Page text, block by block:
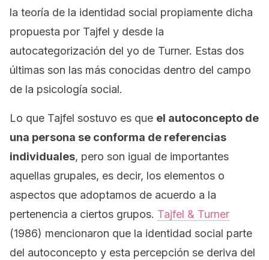
la teoría de la identidad social propiamente dicha
propuesta por Tajfel y desde la
autocategorización del yo de Turner. Estas dos
últimas son las más conocidas dentro del campo
de la psicología social.
Lo que Tajfel sostuvo es que el autoconcepto de
una persona se conforma de referencias
individuales, pero son igual de importantes
aquellas grupales, es decir, los elementos o
aspectos que adoptamos de acuerdo a la
pertenencia a ciertos grupos. Tajfel & Turner
(1986) mencionaron que la identidad social parte
del autoconcepto y esta percepción se deriva del